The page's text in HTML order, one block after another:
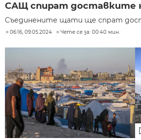
САЩ спират доставките
Съединените щати ще спрат
06:16, 09.05.2024 Чете се за: 00:40 мин.